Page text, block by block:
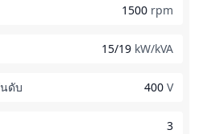
1500 rpm
15/19 kW/kVA
ดับ 400 V
3